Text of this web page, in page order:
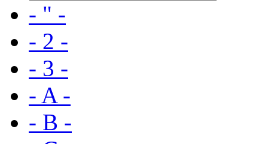
- " -
- 2 -
- 3 -
- A -
- B -